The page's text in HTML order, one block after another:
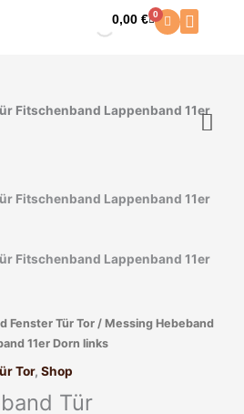
0,00€ 0
Warenkorb
Fenster Tür Tor / Messing Hebeband
11er Dorn links
Tor, Shop
Tür